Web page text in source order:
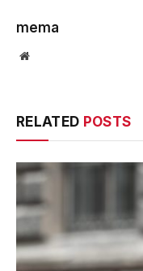
mema
Website
RELATED POSTS